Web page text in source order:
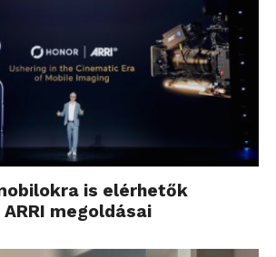
is elérhetők
megoldásai